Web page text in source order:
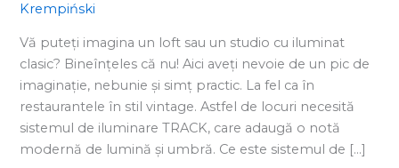
Krempiński
Vă puteți imagina un loft sau un studio cu iluminat
clasic? Bineînțeles că nu! Aici aveți nevoie de un pic de
imaginație, nebunie și simț practic. La fel ca în
restaurantele în stil vintage. Astfel de locuri necesită
sistemul de iluminare TRACK, care adaugă o notă
modernă de lumină și umbră. Ce este sistemul de […]
au
atât
depopulare
și
unde
arată
cel